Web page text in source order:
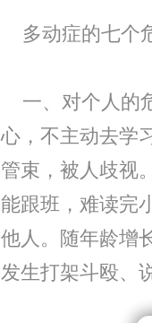
多动症的七个
一、对个人的
心，不主动去学
管束，被人歧视
能跟班，难读完
他人。随年龄增
发生打架斗殴、